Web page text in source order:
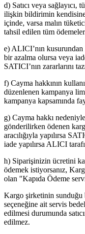
d) Satıcı veya sağlayıcı,
ilişkin bildirimin
içinde, varsa malın
tahsil edilen tüm
e) ALICI’nın
bir azalma olursa veya
SATICI’nın zararlarını
f) Cayma hakkının
düzenlenen kampanya
kampanya kapsamında
g) Cayma hakkı
gönderilirken ödenen
aracılığıyla yapılırsa
iade yapılırsa ALICI
h) Siparişinizin ücretini
ödemek istiyorsanız,
olan "Kapıda Ödeme
Kargo şirketinin sunduğu
seçeneğine ait servis
edilmesi durumunda
edilmez.